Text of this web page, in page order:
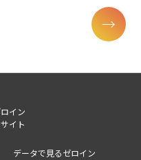
イン
イト
データで見るゼロイン